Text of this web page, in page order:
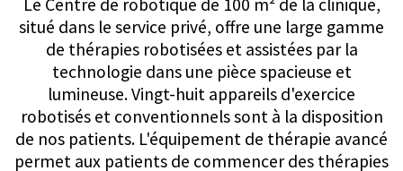
33 m² plus un balcon de 8 m²
Minibar
Service en chambre
Wi-Fi haut débit
Récepteur pour chaînes TV
internationales
Coffre-fort
Machine à café
Coin salon